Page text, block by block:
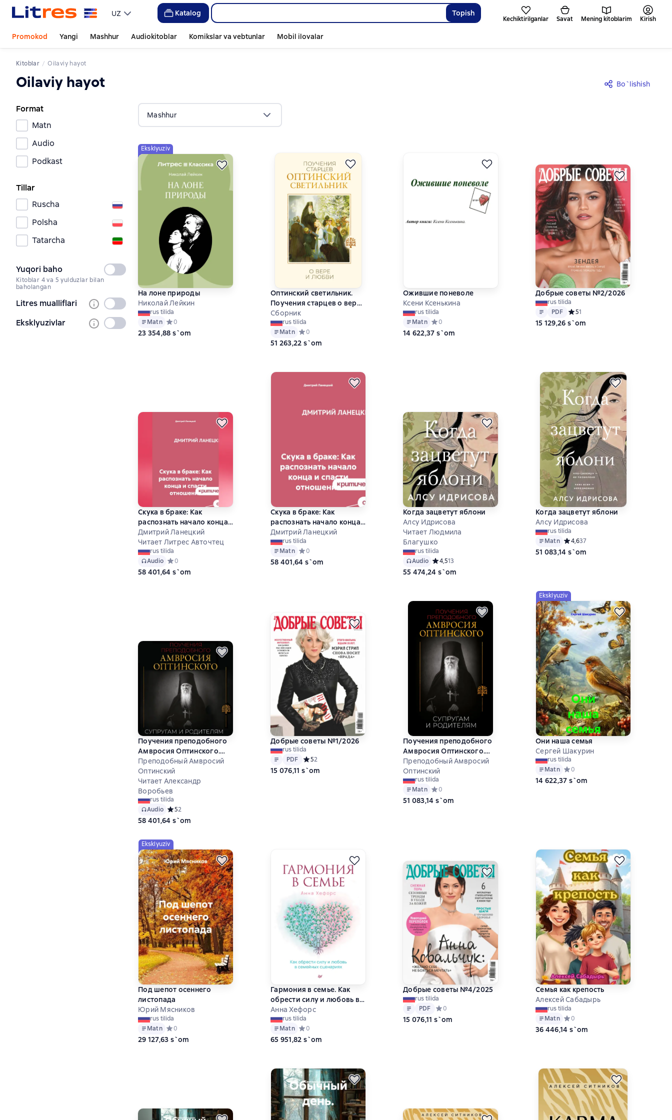
UZ Katalog Topish
Kechiktirilganlar Savat Mening kitoblarim Kirish
Promokod Yangi Mashhur Audiokitoblar Komikslar va vebtunlar Mobil ilovalar
Kitoblar Oilaviy hayot
Oilaviy hayot Bo`lishish
Format
Matn
Audio
Podkast
Tillar
Ruscha
Polsha
Tatarcha
Yuqori baho Tanlanmagan
Kitoblar 4 va 5 yulduzlar bilan
baholangan
Litres mualliflari
Tanlanmagan
Eksklyuzivlar
Tanlanmagan
Mashhur
Eksklyuziv
На лоне природы
Николай Лейкин
rus tilida
Matn Средний рейтинг 0 на основе 0 оценок
0
23 354,88 s`om
Оптинский светильник.
Поучения старцев о вере
и любви
Сборник
rus tilida
Matn Средний рейтинг 0 на основе 0 оценок
0
51 263,22 s`om
Ожившие поневоле
Ксени Ксенькина
rus tilida
Matn Средний рейтинг 0 на основе 0 оценок
0
14 622,37 s`om
Добрые советы №2/2026
rus tilida
Matn
PDF
PDF Средний рейтинг 5 на основе 1
51
15 129,26 s`om
Скука в браке: Как
распознать начало конца
и спасти отношения
Дмитрий Ланецкий
Читает Литрес Авточтец
rus tilida
Audio Средний рейтинг 0 на основе 0 оценок
0
58 401,64 s`om
Скука в браке: Как
распознать начало конца
и спасти отношения
Дмитрий Ланецкий
rus tilida
Matn Средний рейтинг 0 на основе 0 оценок
0
58 401,64 s`om
Когда зацветут яблони
Алсу Идрисова
Читает Людмила
Благушко
rus tilida
Audio Средний рейтинг 4,5 на основе 13 оценок
4,513
55 474,24 s`om
Когда зацветут яблони
Алсу Идрисова
rus tilida
Matn Средний рейтинг 4,6 на основе 37
4,637
51 083,14 s`om
Поучения преподобного
Амвросия Оптинского.
Супругам и родителям
Преподобный Амвросий
Оптинский
Читает Александр
Воробьев
rus tilida
Audio Средний рейтинг 5 на основе 2 оценок
52
58 401,64 s`om
Добрые советы №1/2026
rus tilida
Matn
PDF
PDF Средний рейтинг 5 на основе 2 оценок
52
15 076,11 s`om
Поучения преподобного
Амвросия Оптинского.
Супругам и родителям
Преподобный Амвросий
Оптинский
rus tilida
Matn Средний рейтинг 0 на основе 0 оценок
0
51 083,14 s`om
Eksklyuziv
Они наша семья
Сергей Шакурин
rus tilida
Matn Средний рейтинг 0 на основе 0
0
14 622,37 s`om
Eksklyuziv
Под шепот осеннего
листопада
Юрий Мясников
rus tilida
Matn Средний рейтинг 0 на основе 0 оценок
0
29 127,63 s`om
Гармония в семье. Как
обрести силу и любовь в
семейных сценариях
Анна Хефорс
rus tilida
Matn Средний рейтинг 0 на основе 0 оценок
0
65 951,82 s`om
Добрые советы №4/2025
rus tilida
Matn
PDF
PDF Средний рейтинг 0 на основе 0 оценок
0
15 076,11 s`om
Семья как крепость
Алексей Сабадырь
rus tilida
Matn Средний рейтинг 0 на основе 0
0
36 446,14 s`om